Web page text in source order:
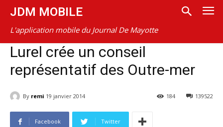
JDM MOBILE
L'application mobile du Journal De Mayotte
Lurel crée un conseil
représentatif des Outre-mer
By remi 19 janvier 2014 139522
184
Facebook Twitter